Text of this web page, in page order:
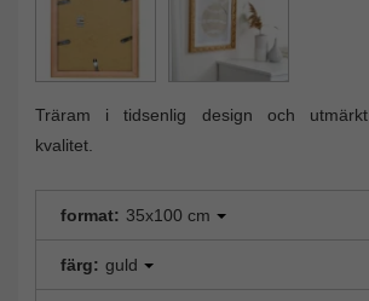
Träram i tidsenlig design och utmärkt
kvalitet.
format: 35x100 cm
färg: guld